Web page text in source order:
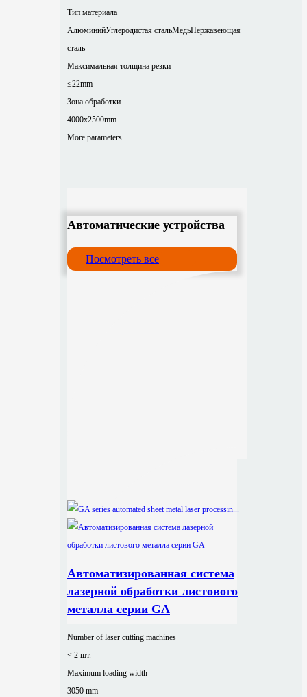
Тип материала
АлюминийУглеродистая стальМедьНержавеющая
сталь
Максимальная толщина резки
≤22mm
Зона обработки
4000x2500mm
More parameters
Автоматические устройства
Посмотреть все
Автоматизированная система
лазерной обработки листового
металла серии GA
Number of laser cutting machines
< 2 шт.
Maximum loading width
3050 mm